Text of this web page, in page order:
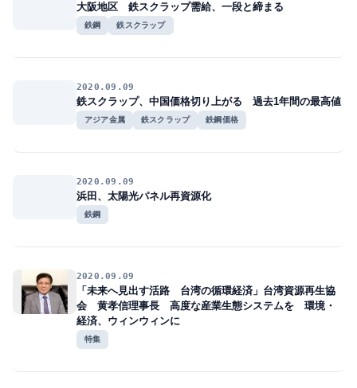
大阪地区 鉄スクラップ需給、一段と締まる
鉄鋼 鉄スクラップ
2020.09.09
鉄スクラップ、中国価格切り上がる 過去1年間の最高値
アジア金属 鉄スクラップ 鉄鋼価格
2020.09.09
浜田、太陽光パネル再資源化
鉄鋼
2020.09.09
「未来へ見出す活路 台湾の循環経済」台湾資源再生協
会 黄孝信理事長 高度な産業生態システムを 環境・
経済、ウィンウィンに
特集